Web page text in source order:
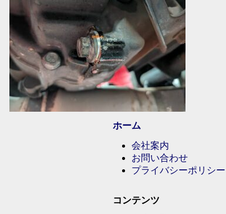
ホーム
会社案内
お問い合わせ
プライバシーポリシー
コンテンツ